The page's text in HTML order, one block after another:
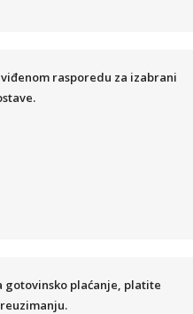
rasporedu za izabrani
gotovinsko plaćanje, platite